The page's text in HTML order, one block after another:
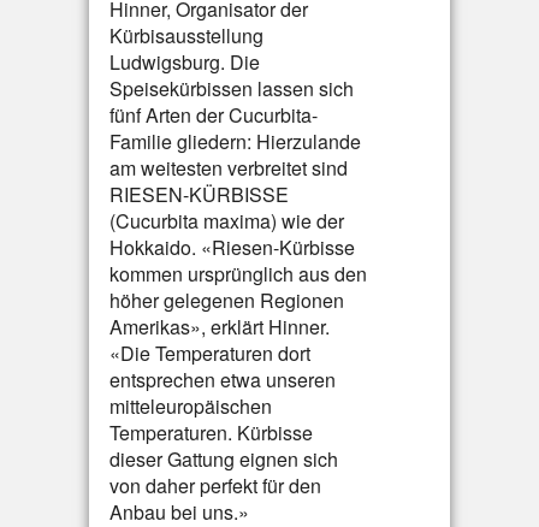
Hinner, Organisator der
Kürbisausstellung
Ludwigsburg. Die
Speisekürbissen lassen sich
fünf Arten der Cucurbita-
Familie gliedern: Hierzulande
am weitesten verbreitet sind
RIESEN-KÜRBISSE
(Cucurbita maxima) wie der
Hokkaido. «Riesen-Kürbisse
kommen ursprünglich aus den
höher gelegenen Regionen
Amerikas», erklärt Hinner.
«Die Temperaturen dort
entsprechen etwa unseren
mitteleuropäischen
Temperaturen. Kürbisse
dieser Gattung eignen sich
von daher perfekt für den
Anbau bei uns.»